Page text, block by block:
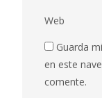
Web
Guarda
en este
comente.